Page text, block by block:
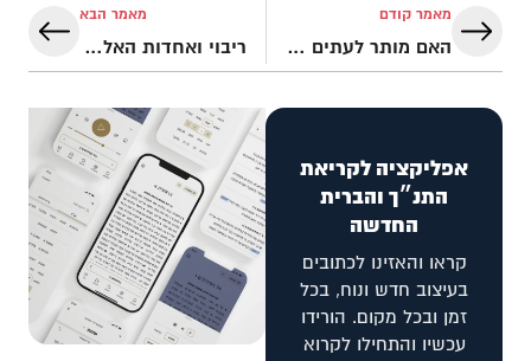
מאמר קודם
האם מותר לעתים לשקר?
מאמר הבא
ריבוי ואחדות האלוהים בספר שופטים
אפליקציה לקריאת
התנ״ך והברית
החדשה
קראו והאזינו לכתובים
בעיצוב חדש ונוח, בכל
זמן ובכל מקום. הורידו
עכשיו והתחילו לקרוא